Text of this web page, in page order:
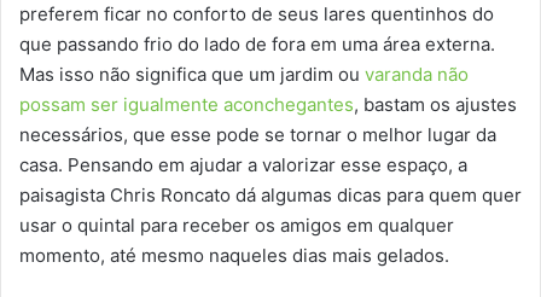
preferem ficar no conforto de seus lares quentinhos do
que passando frio do lado de fora em uma área externa.
Mas isso não significa que um jardim ou varanda não
possam ser igualmente aconchegantes, bastam os ajustes
necessários, que esse pode se tornar o melhor lugar da
casa. Pensando em ajudar a valorizar esse espaço, a
paisagista Chris Roncato dá algumas dicas para quem quer
usar o quintal para receber os amigos em qualquer
momento, até mesmo naqueles dias mais gelados.